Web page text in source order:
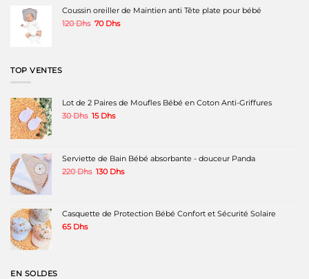
était :
320 Dhs.
est :
220 Dhs.
Coussin oreiller de Maintien anti Tête plate pour bébé
120Dhs Le
70 DhsLe
TOP VENTES
Lot de 2 Paires de Moufles Bébé en Coton Anti-Griffures
30Dhs Le
30 Dhs.
15 DhsLe
15 Dhs.
Serviette de Bain Bébé absorbante - douceur Panda
220Dhs Le
220 Dhs.
130 DhsLe
130 Dhs.
Casquette de Protection Bébé Confort et Sécurité Solaire
65 Dhs
EN SOLDES